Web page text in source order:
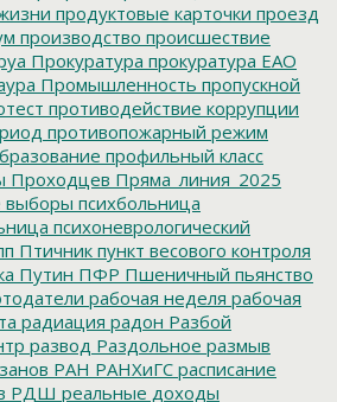
продуктовые карточки проезд
производство происшествие
Прокуратура прокуратура ЕАО
Промышленность пропускной
противодействие коррупции
противопожарный режим
профильный класс
Проходцев Пряма_линия_2025
выборы психбольница
психоневрологический
Птичник пункт весового контроля
Путин ПФР Пшеничный пьянство
рабочая неделя рабочая
радиация радон Разбой
развод Раздольное размыв
РАН РАНХиГС расписание
РДШ реальные доходы